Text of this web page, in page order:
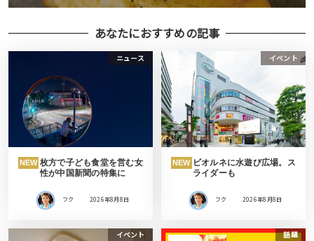
あなたにおすすめの記事
ニュース
NEW 枚方で子ども食堂を営む女
性が中国新聞の特集に
フク 2026年8月8日
イベント
NEW ビオルネに水遊び広場。ス
ライダーも
フク 2026年8月8日
イベント 話題